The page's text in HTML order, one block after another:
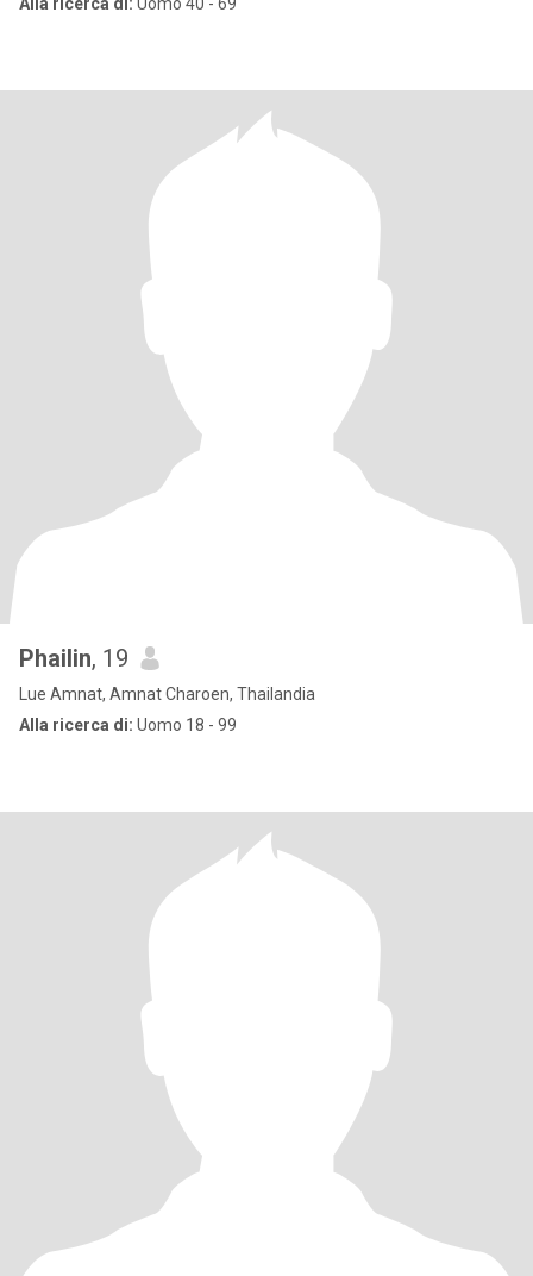
Phailin, 19
Lue Amnat, Amnat Charoen, Thailandia
Alla ricerca di: Uomo 18 - 99